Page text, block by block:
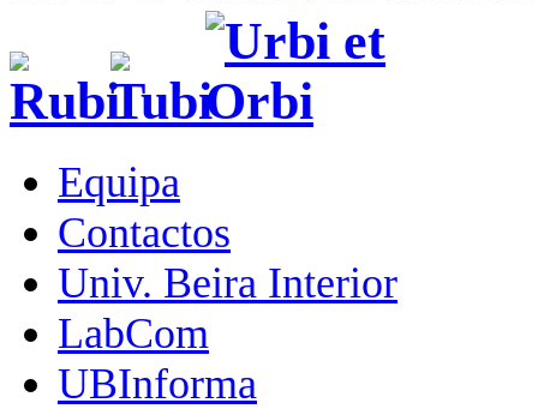
Equipa
Contactos
Univ. Beira Interior
LabCom
UBInforma